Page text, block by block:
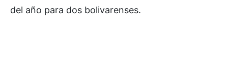
del año para dos bolivarenses.